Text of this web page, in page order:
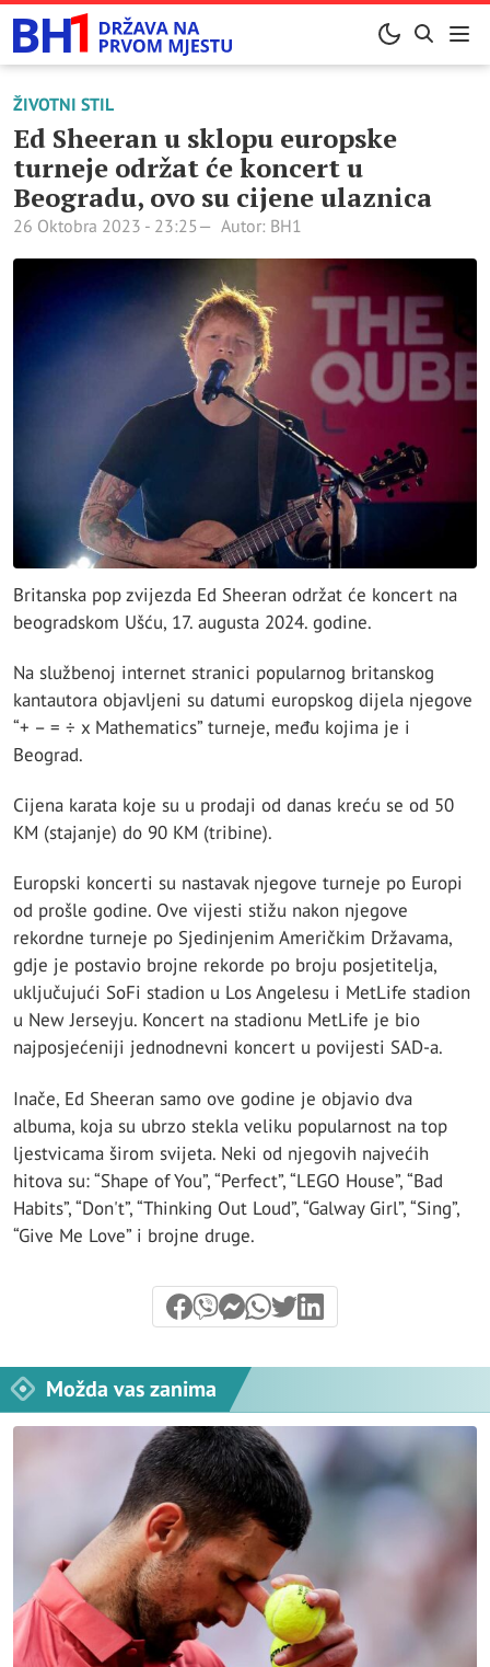
ŽIVOTNI STIL
Ed Sheeran u sklopu europske
turneje održat će koncert u
Beogradu, ovo su cijene ulaznica
26 Oktobra 2023 - 23:25 Autor: BH1
Britanska pop zvijezda Ed Sheeran održat će koncert na
beogradskom Ušću, 17. augusta 2024. godine.
Na službenoj internet stranici popularnog britanskog
kantautora objavljeni su datumi europskog dijela njegove
“+ – = ÷ x Mathematics” turneje, među kojima je i
Beograd.
Cijena karata koje su u prodaji od danas kreću se od 50
KM (stajanje) do 90 KM (tribine).
Europski koncerti su nastavak njegove turneje po Europi
od prošle godine. Ove vijesti stižu nakon njegove
rekordne turneje po Sjedinjenim Američkim Državama,
gdje je postavio brojne rekorde po broju posjetitelja,
uključujući SoFi stadion u Los Angelesu i MetLife stadion
u New Jerseyju. Koncert na stadionu MetLife je bio
najposjećeniji jednodnevni koncert u povijesti SAD-a.
Inače, Ed Sheeran samo ove godine je objavio dva
albuma, koja su ubrzo stekla veliku popularnost na top
ljestvicama širom svijeta. Neki od njegovih najvećih
hitova su: “Shape of You”, “Perfect”, “LEGO House”, “Bad
Habits”, “Don't”, “Thinking Out Loud”, “Galway Girl”, “Sing”,
“Give Me Love” i brojne druge.
Možda vas zanima